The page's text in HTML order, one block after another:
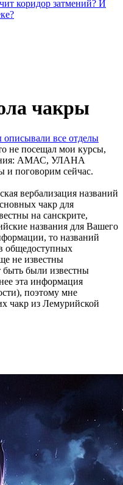
коридор затмений? И
чакры
все отделы
не посещал мои курсы,
АМАС, УЛАНА
поговорим сейчас.
вербализация названий
чакр для
на санскрите,
названия для Вашего
то названий
общедоступных
не известны
быть были известны
эта информация
поэтому мне
чакр из Лемурийской